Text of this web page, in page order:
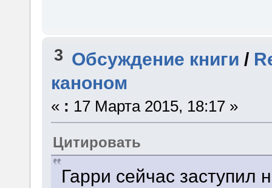
3 Обсуждение книги /
каноном
« : 17 Марта 2015, 18:17 »
Цитировать
Гарри сейчас